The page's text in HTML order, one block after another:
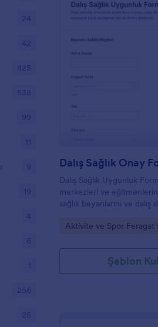
Dalış Sağlık Onay
Dalış Sağlık Uygunluk
merkezleri ve eğitmenlerin
sağlık beyanlarını ve
yardımcı olur.
Go to Category:
Aktivite ve Spor Feragat
Şablon
24
42
425
538
99
11
9
19
4
6
1
256
25